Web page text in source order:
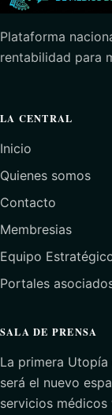
Plataforma
rentabilidad para
LA CENTRAL
Inicio
Quienes somos
Contacto
Membresias
Equipo
Portales
SALA DE PRENSA
La primera
será el nuevo
servicios médicos